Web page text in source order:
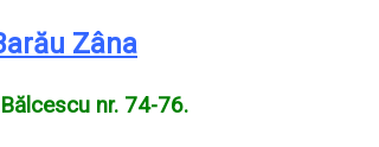
Zâna
nr. 74-76.